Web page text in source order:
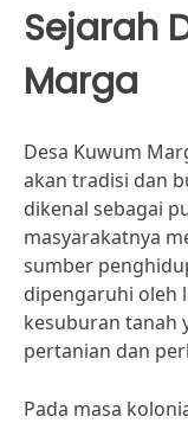
Sejarah
Marga
Desa Kuwum
akan tradisi dan
dikenal sebagai
masyarakatnya
sumber
dipengaruhi oleh
kesuburan tanah
pertanian dan
Pada masa